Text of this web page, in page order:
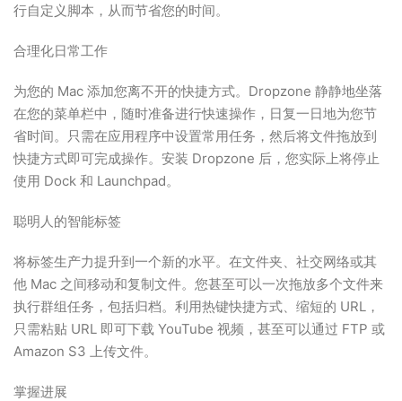
行自定义脚本，从而节省您的时间。
合理化日常工作
为您的 Mac 添加您离不开的快捷方式。Dropzone 静静地坐落
在您的菜单栏中，随时准备进行快速操作，日复一日地为您节
省时间。只需在应用程序中设置常用任务，然后将文件拖放到
快捷方式即可完成操作。安装 Dropzone 后，您实际上将停止
使用 Dock 和 Launchpad。
聪明人的智能标签
将标签生产力提升到一个新的水平。在文件夹、社交网络或其
他 Mac 之间移动和复制文件。您甚至可以一次拖放多个文件来
执行群组任务，包括归档。利用热键快捷方式、缩短的 URL，
只需粘贴 URL 即可下载 YouTube 视频，甚至可以通过 FTP 或
Amazon S3 上传文件。
掌握进展